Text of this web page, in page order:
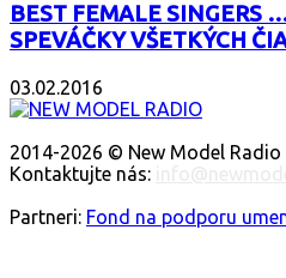
BEST FEMALE SINGERS
SPEVÁČKY VŠETKÝCH
03.02.2016
2014-2026 © New Model Radio
Kontaktujte nás:
Partneri: Fond na podporu